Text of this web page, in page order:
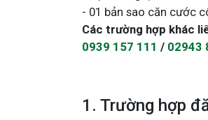
- 01 bản sao căn cước
Các trường hợp khác
0939 157 111 / 02943
1. Trường hợp